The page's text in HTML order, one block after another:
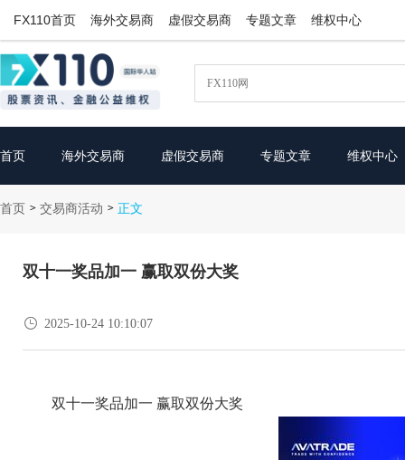
FX110首页 海外交易商 虚假交易商 专题文章 维权中心
首页 海外交易商 虚假交易商 专题文章 维权中心
首页 > 交易商活动 > 正文
双十一奖品加一 赢取双份大奖
 2025-10-24 10:10:07
双十一奖品加一 赢取双份大奖